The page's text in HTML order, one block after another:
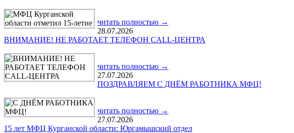
читать полностью →
28.07.2026
ВНИМАНИЕ! НЕ РАБОТАЕТ ТЕЛЕФОН CALL-ЦЕНТРА
читать полностью →
27.07.2026
ПОЗДРАВЛЯЕМ С ДНЁМ РАБОТНИКА МФЦ!
читать полностью →
27.07.2026
15 лет МФЦ Курганской области: Юргамышский отдел